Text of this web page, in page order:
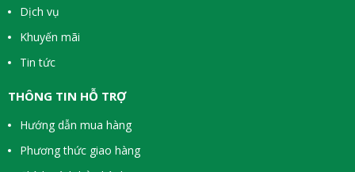
Dịch vụ
Khuyến mãi
Tin tức
THÔNG TIN HỖ TRỢ
Hướng dẫn mua hàng
Phương thức giao hàng